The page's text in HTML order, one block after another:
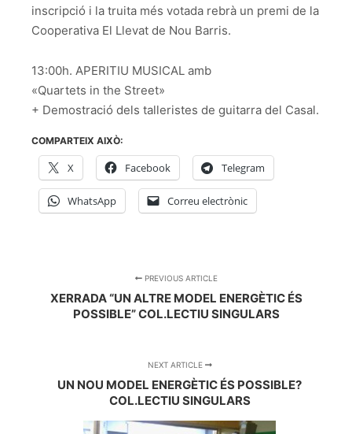
inscripció i la truita més votada rebrà un premi de la
Cooperativa El Llevat de Nou Barris.
13:00h. APERITIU MUSICAL amb
«Quartets in the Street»
+ Demostració dels talleristes de guitarra del Casal.
COMPARTEIX AIXÒ:
X Facebook Telegram
WhatsApp Correu electrònic
PREVIOUS ARTICLE
XERRADA “UN ALTRE MODEL ENERGÈTIC ÉS
POSSIBLE” COL.LECTIU SINGULARS
NEXT ARTICLE
UN NOU MODEL ENERGÈTIC ÉS POSSIBLE?
COL.LECTIU SINGULARS